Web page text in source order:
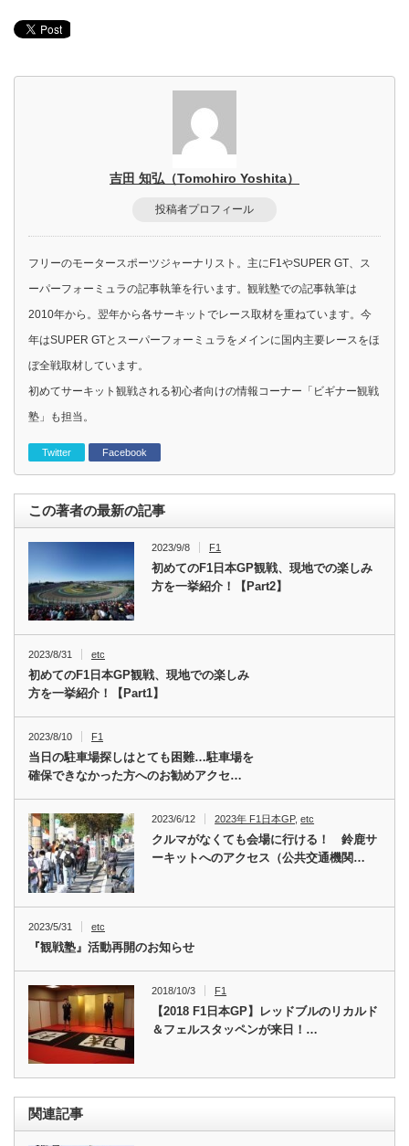
吉田 知弘（Tomohiro Yoshita）
投稿者プロフィール
フリーのモータースポーツジャーナリスト。主にF1やSUPER GT、ス
ーパーフォーミュラの記事執筆を行います。観戦塾での記事執筆は
2010年から。翌年から各サーキットでレース取材を重ねています。今
年はSUPER GTとスーパーフォーミュラをメインに国内主要レースをほ
ぼ全戦取材しています。
初めてサーキット観戦される初心者向けの情報コーナー「ビギナー観戦
塾」も担当。
Twitter Facebook
この著者の最新の記事
2023/9/8 F1
初めてのF1日本GP観戦、現地での楽しみ
方を一挙紹介！【Part2】
2023/8/31 etc
初めてのF1日本GP観戦、現地での楽しみ
方を一挙紹介！【Part1】
2023/8/10 F1
当日の駐車場探しはとても困難…駐車場を
確保できなかった方へのお勧めアクセ…
2023/6/12 2023年 F1日本GP,etc
クルマがなくても会場に行ける！ 鈴鹿サ
ーキットへのアクセス（公共交通機関…
2023/5/31 etc
『観戦塾』活動再開のお知らせ
2018/10/3 F1
【2018 F1日本GP】レッドブルのリカルド
＆フェルスタッペンが来日！…
関連記事